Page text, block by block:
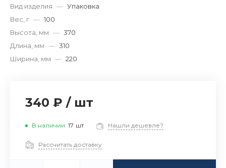
Вид изделия — Упаковка
Вес, г — 100
Высота, мм — 370
Длина, мм — 310
Ширина, мм — 220
340 ₽ / шт
В наличии 17 шт Нашли дешевле?
Рассчитать доставку